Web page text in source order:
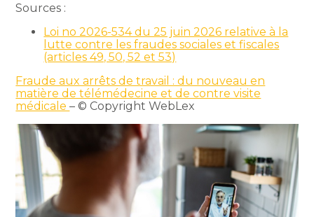
Sources :
Loi no 2026-534 du 25 juin 2026 relative à la
lutte contre les fraudes sociales et fiscales
(articles 49, 50, 52 et 53)
Fraude aux arrêts de travail : du nouveau en
matière de télémédecine et de contre visite
médicale– © Copyright WebLex